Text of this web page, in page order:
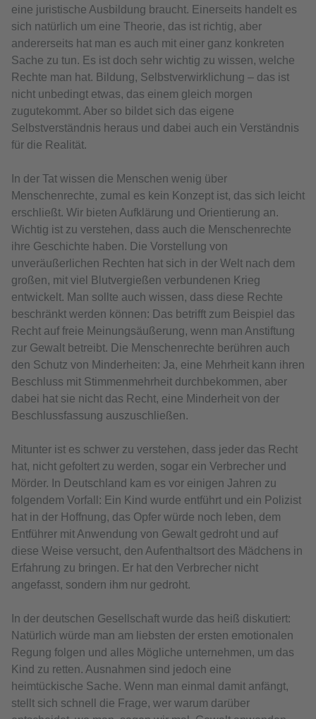
eine juristische Ausbildung braucht. Einerseits handelt es
sich natürlich um eine Theorie, das ist richtig, aber
andererseits hat man es auch mit einer ganz konkreten
Sache zu tun. Es ist doch sehr wichtig zu wissen, welche
Rechte man hat. Bildung, Selbstverwirklichung – das ist
nicht unbedingt etwas, das einem gleich morgen
zugutekommt. Aber so bildet sich das eigene
Selbstverständnis heraus und dabei auch ein Verständnis
für die Realität.
In der Tat wissen die Menschen wenig über
Menschenrechte, zumal es kein Konzept ist, das sich leicht
erschließt. Wir bieten Aufklärung und Orientierung an.
Wichtig ist zu verstehen, dass auch die Menschenrechte
ihre Geschichte haben. Die Vorstellung von
unveräußerlichen Rechten hat sich in der Welt nach dem
großen, mit viel Blutvergießen verbundenen Krieg
entwickelt. Man sollte auch wissen, dass diese Rechte
beschränkt werden können: Das betrifft zum Beispiel das
Recht auf freie Meinungsäußerung, wenn man Anstiftung
zur Gewalt betreibt. Die Menschenrechte berühren auch
den Schutz von Minderheiten: Ja, eine Mehrheit kann ihren
Beschluss mit Stimmenmehrheit durchbekommen, aber
dabei hat sie nicht das Recht, eine Minderheit von der
Beschlussfassung auszuschließen.
Mitunter ist es schwer zu verstehen, dass jeder das Recht
hat, nicht gefoltert zu werden, sogar ein Verbrecher und
Mörder. In Deutschland kam es vor einigen Jahren zu
folgendem Vorfall: Ein Kind wurde entführt und ein Polizist
hat in der Hoffnung, das Opfer würde noch leben, dem
Entführer mit Anwendung von Gewalt gedroht und auf
diese Weise versucht, den Aufenthaltsort des Mädchens in
Erfahrung zu bringen. Er hat den Verbrecher nicht
angefasst, sondern ihm nur gedroht.
In der deutschen Gesellschaft wurde das heiß diskutiert:
Natürlich würde man am liebsten der ersten emotionalen
Regung folgen und alles Mögliche unternehmen, um das
Kind zu retten. Ausnahmen sind jedoch eine
heimtückische Sache. Wenn man einmal damit anfängt,
stellt sich schnell die Frage, wer warum darüber